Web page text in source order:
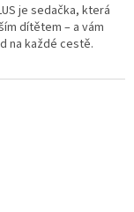
je sedačka, která
dítětem – a vám
na každé cestě.